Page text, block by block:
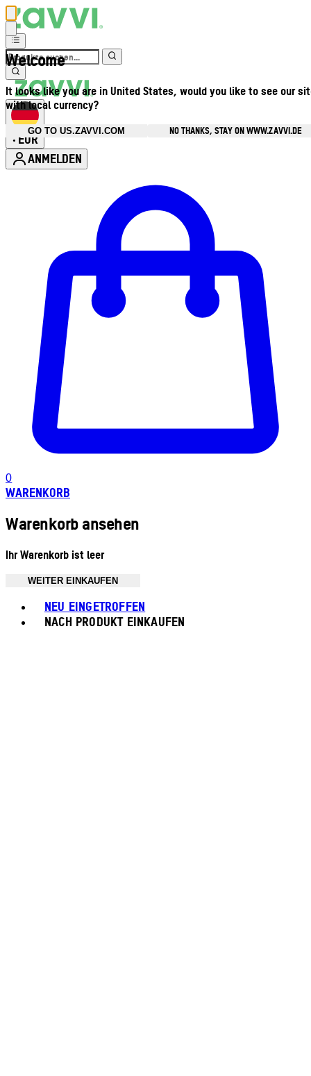
Welcome
It looks like you are in United States, would you like to see our
with local currency?
GO TO US.ZAVVI.COM
NO THANKS, STAY ON WWW.ZAVVI.DE
• EUR
ANMELDEN
0
WARENKORB
Warenkorb ansehen
Ihr Warenkorb ist leer
WEITER EINKAUFEN
NEU EINGETROFFEN
NACH PRODUKT EINKAUFEN